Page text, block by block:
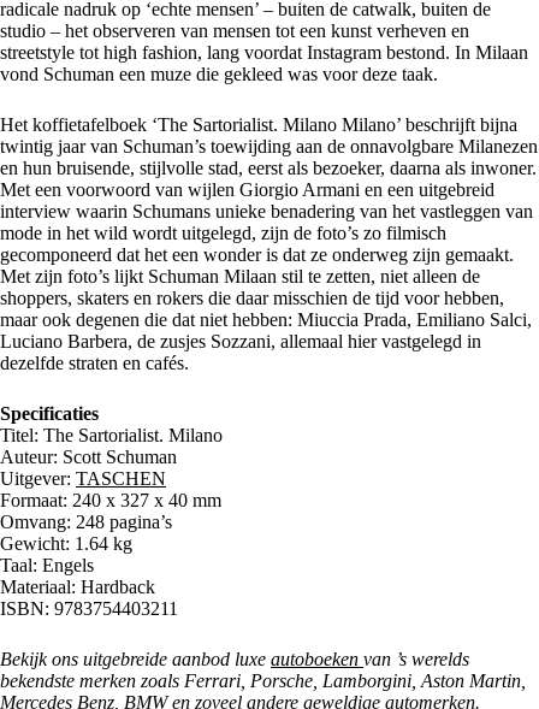
radicale nadruk op ‘echte mensen’ – buiten de catwalk, buiten de
studio – het observeren van mensen tot een kunst verheven en
streetstyle tot high fashion, lang voordat Instagram bestond. In Milaan
vond Schuman een muze die gekleed was voor deze taak.
Het koffietafelboek ‘The Sartorialist. Milano Milano’ beschrijft bijna
twintig jaar van Schuman’s toewijding aan de onnavolgbare Milanezen
en hun bruisende, stijlvolle stad, eerst als bezoeker, daarna als inwoner.
Met een voorwoord van wijlen Giorgio Armani en een uitgebreid
interview waarin Schumans unieke benadering van het vastleggen van
mode in het wild wordt uitgelegd, zijn de foto’s zo filmisch
gecomponeerd dat het een wonder is dat ze onderweg zijn gemaakt.
Met zijn foto’s lijkt Schuman Milaan stil te zetten, niet alleen de
shoppers, skaters en rokers die daar misschien de tijd voor hebben,
maar ook degenen die dat niet hebben: Miuccia Prada, Emiliano Salci,
Luciano Barbera, de zusjes Sozzani, allemaal hier vastgelegd in
dezelfde straten en cafés.
Specificaties
Titel: The Sartorialist. Milano
Auteur: Scott Schuman
Uitgever: TASCHEN
Formaat: 240 x 327 x 40 mm
Omvang: 248 pagina’s
Gewicht: 1.64 kg
Taal: Engels
Materiaal: Hardback
ISBN: 9783754403211
Bekijk ons uitgebreide aanbod luxe autoboeken van ’s werelds
bekendste merken zoals Ferrari, Porsche, Lamborgini, Aston Martin,
Mercedes Benz, BMW en zoveel andere geweldige automerken.